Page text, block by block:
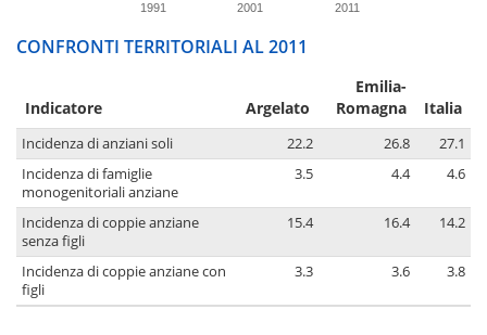
1991 2001 2011
CONFRONTI TERRITORIALI AL 2011
Indicatore Argelato
Emilia-
Romagna
Italia
Incidenza di anziani soli 22.2 26.8
27.1
Incidenza di famiglie
monogenitoriali anziane
3.5 4.4 4.6
Incidenza di coppie anziane
senza figli
15.4 16.4 14.2
Incidenza di coppie anziane con
figli
3.3 3.6 3.8